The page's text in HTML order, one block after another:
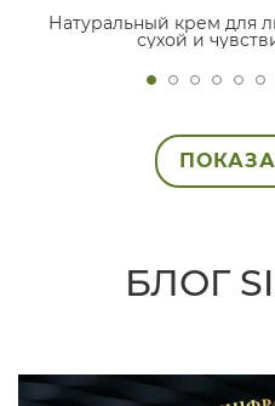
Натуральный крем для
сухой и
БЛОГ